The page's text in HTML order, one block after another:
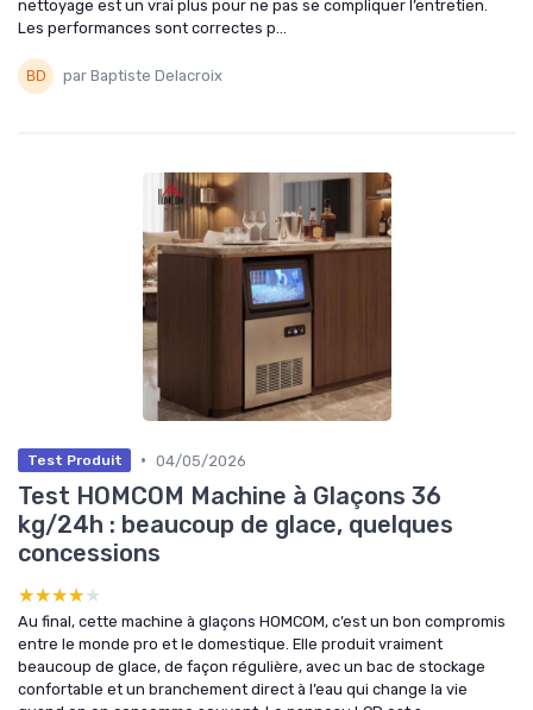
nettoyage est un vrai plus pour ne pas se compliquer l’entretien.
Les performances sont correctes p...
par Baptiste Delacroix
Test Produit • 04/05/2026
Test HOMCOM Machine à Glaçons 36
kg/24h : beaucoup de glace, quelques
concessions
★★★★★
★★★★★
Au final, cette machine à glaçons HOMCOM, c’est un bon compromis
entre le monde pro et le domestique. Elle produit vraiment
beaucoup de glace, de façon régulière, avec un bac de stockage
confortable et un branchement direct à l’eau qui change la vie